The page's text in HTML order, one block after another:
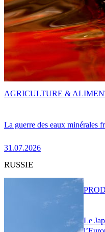
La guerre des eaux minérales
31.07.2026
AGRICULTURE &
RUSSIE
Le
PRO